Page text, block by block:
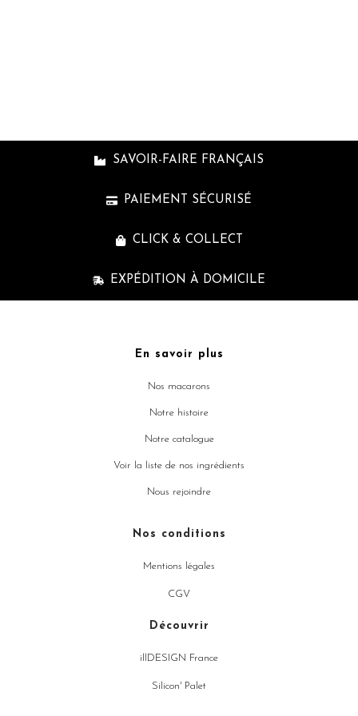
SAVOIR-FAIRE FRANÇAIS
PAIEMENT SÉCURISÉ
CLICK & COLLECT
EXPÉDITION À DOMICILE
En savoir plus
Nos macarons
Notre histoire
Notre catalogue
Voir la liste de nos ingrédients
Nous rejoindre
Nos conditions
Mentions légales
CGV
Découvrir
illDESIGN France
Silicon' Palet